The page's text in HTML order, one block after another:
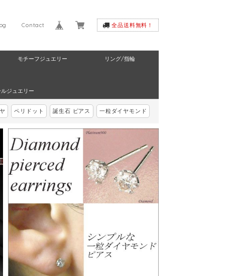
全品送料無料！
Contact
モチーフジュエリー リング/指輪
ジュエリー
ペリドット 誕生石 ピアス 一粒ダイヤモンド